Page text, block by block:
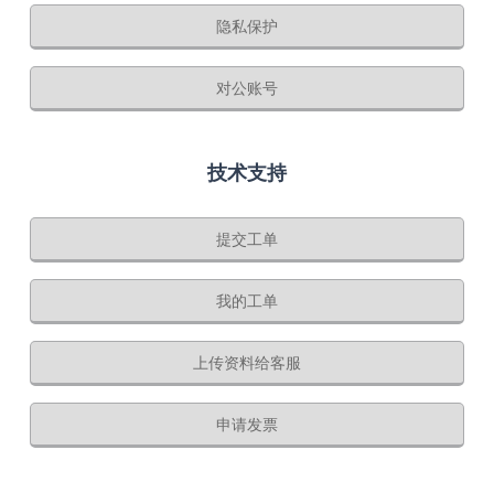
隐私保护
对公账号
技术支持
提交工单
我的工单
上传资料给客服
申请发票